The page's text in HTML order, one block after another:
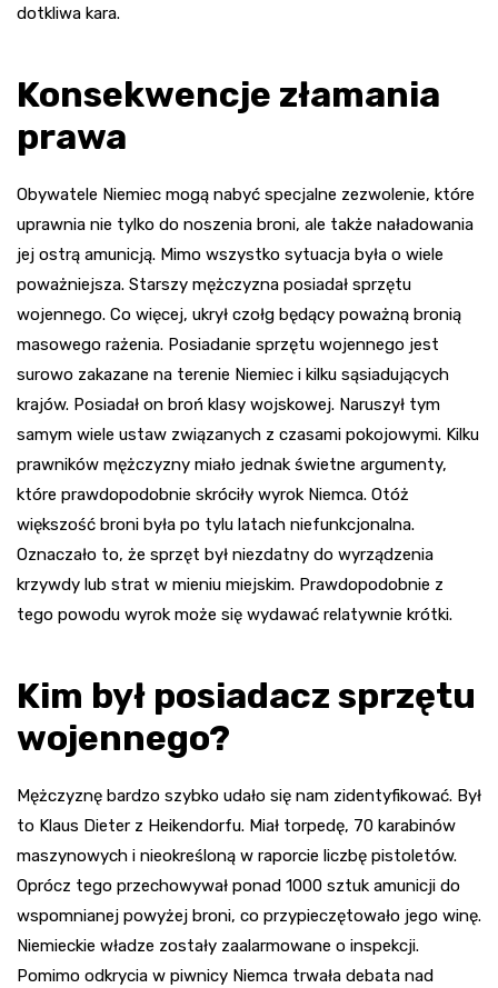
dotkliwa kara.
Konsekwencje złamania
prawa
Obywatele Niemiec mogą nabyć specjalne zezwolenie, które
uprawnia nie tylko do noszenia broni, ale także naładowania
jej ostrą amunicją. Mimo wszystko sytuacja była o wiele
poważniejsza. Starszy mężczyzna posiadał sprzętu
wojennego. Co więcej, ukrył czołg będący poważną bronią
masowego rażenia. Posiadanie sprzętu wojennego jest
surowo zakazane na terenie Niemiec i kilku sąsiadujących
krajów. Posiadał on broń klasy wojskowej. Naruszył tym
samym wiele ustaw związanych z czasami pokojowymi. Kilku
prawników mężczyzny miało jednak świetne argumenty,
które prawdopodobnie skróciły wyrok Niemca. Otóż
większość broni była po tylu latach niefunkcjonalna.
Oznaczało to, że sprzęt był niezdatny do wyrządzenia
krzywdy lub strat w mieniu miejskim. Prawdopodobnie z
tego powodu wyrok może się wydawać relatywnie krótki.
Kim był posiadacz sprzętu
wojennego?
Mężczyznę bardzo szybko udało się nam zidentyfikować. Był
to Klaus Dieter z Heikendorfu. Miał torpedę, 70 karabinów
maszynowych i nieokreśloną w raporcie liczbę pistoletów.
Oprócz tego przechowywał ponad 1000 sztuk amunicji do
wspomnianej powyżej broni, co przypieczętowało jego winę.
Niemieckie władze zostały zaalarmowane o inspekcji.
Pomimo odkrycia w piwnicy Niemca trwała debata nad